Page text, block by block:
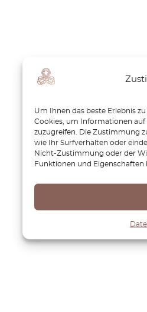
Um Ihnen das beste Erlebnis
Cookies, um Informationen
zuzugreifen. Die Zustimmung
wie Ihr Surfverhalten oder
Nicht-Zustimmung oder der
Funktionen und Eigenschaften